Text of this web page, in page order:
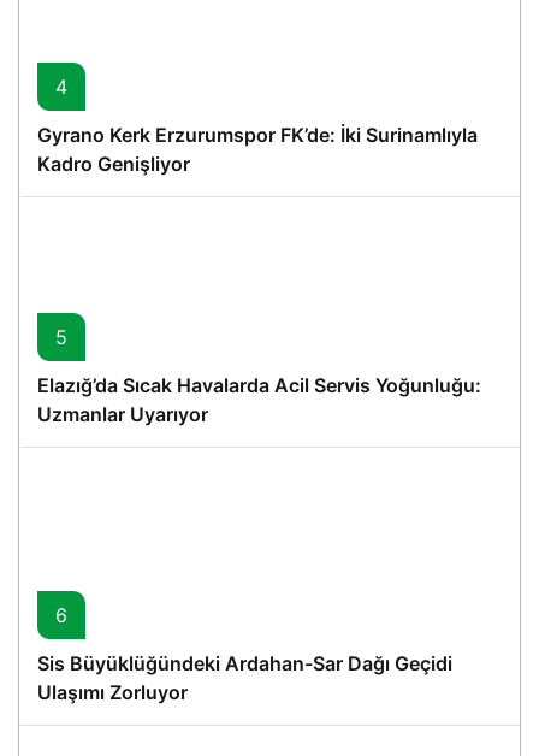
4
Gyrano Kerk Erzurumspor FK’de: İki Surinamlıyla
Kadro Genişliyor
5
Elazığ’da Sıcak Havalarda Acil Servis Yoğunluğu:
Uzmanlar Uyarıyor
6
Sis Büyüklüğündeki Ardahan-Sar Dağı Geçidi
Ulaşımı Zorluyor